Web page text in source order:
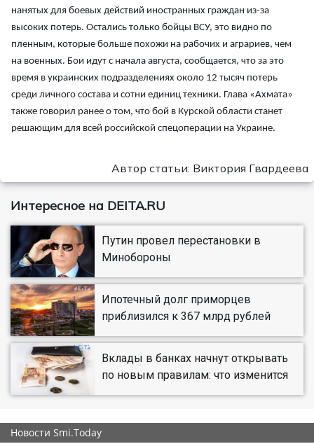
нанятых для боевых действий иностранных граждан из-за
высоких потерь. Остались только бойцы ВСУ, это видно по
пленным, которые больше похожи на рабочих и аграриев, чем
на военных. Бои идут с начала августа, сообщается, что за это
время в украинских подразделениях около 12 тысяч потерь
среди личного состава и сотни единиц техники. Глава «Ахмата»
также говорил ранее о том, что бой в Курской области станет
решающим для всей российской спецоперации на Украине.
Автор статьи: Виктория Гвардеева
Интересное на DEITA.RU
Путин провел перестановки в
Минобороны
Ипотечный долг приморцев
приблизился к 367 млрд рублей
Вклады в банках начнут открывать
по новым правилам: что изменится